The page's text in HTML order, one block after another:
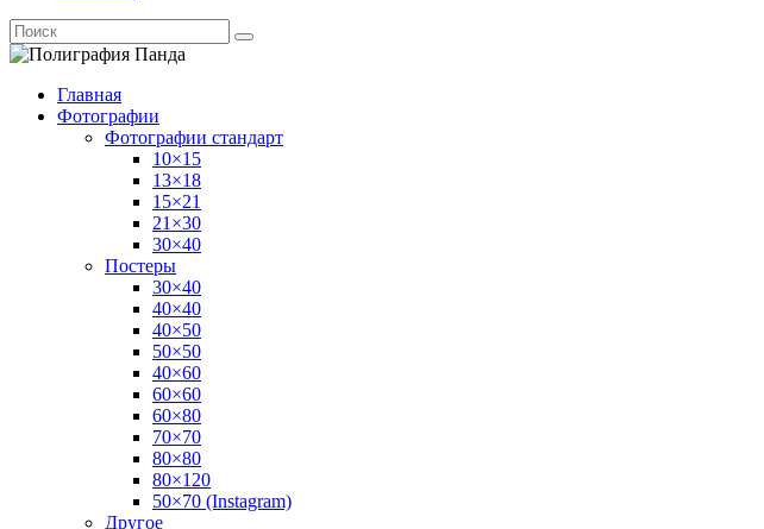
Главная
Фотографии
Фотографии стандарт
10×15
13×18
15×21
21×30
30×40
Постеры
30×40
40×40
40×50
50×50
40×60
60×60
60×80
70×70
80×80
80×120
50×70 (Instagram)
Другое